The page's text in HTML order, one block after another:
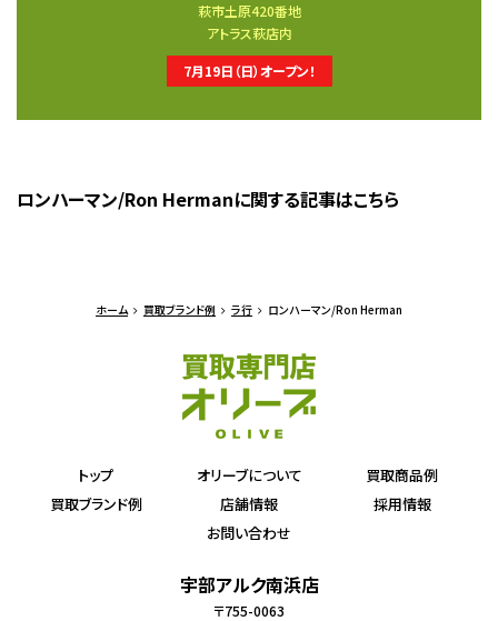
萩市土原420番地
アトラス萩店内
7月19日（日）オープン！
ロンハーマン/Ron Hermanに関する記事はこちら
ホーム 買取ブランド例 ラ行 ロンハーマン/Ron Herman
トップ オリーブについて
買取商品例
買取ブランド例
店舗情報
採用情報
お問い合わせ
宇部アルク南浜店
〒755-0063